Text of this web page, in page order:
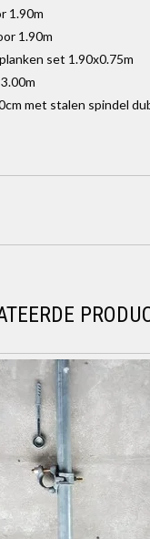
1.90m
1.90m
set 1.90x0.75m
met stalen spindel